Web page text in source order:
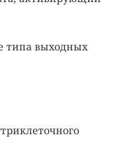
типа выходных